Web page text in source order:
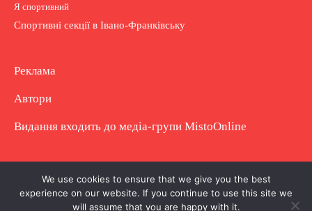
Я спортивний
Спортивні секції в Івано-Франківську
Реклама
Автори
Видання входить до медіа-групи MistoOnline
Copyright © Повне використання матеріалу
заборонено. Частково можна з гіперпосиланням.
We use cookies to ensure that we give you the best
experience on our website. If you continue to use this site we
will assume that you are happy with it.